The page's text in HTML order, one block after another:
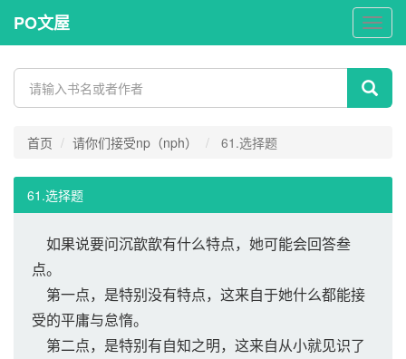
PO
文
PO文屋
首页 请你们接受np（nph） 61.选择题
61.选择题
如果说要问沉歆歆有什么特点，她可能会回答叁
点。
第一点，是特别没有特点，这来自于她什么都能接
受的平庸与怠惰。
第二点，是特别有自知之明，这来自从小就见识了